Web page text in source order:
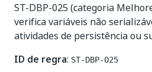
ST-DBP-025 (categoria
verifica variáveis não
atividades de persistência ou
ID de regra: ST-DBP-025